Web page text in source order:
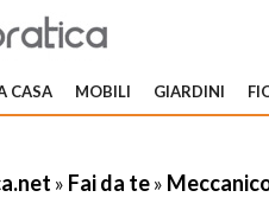
CASA MOBILI GIARDINI
» Fai da te»